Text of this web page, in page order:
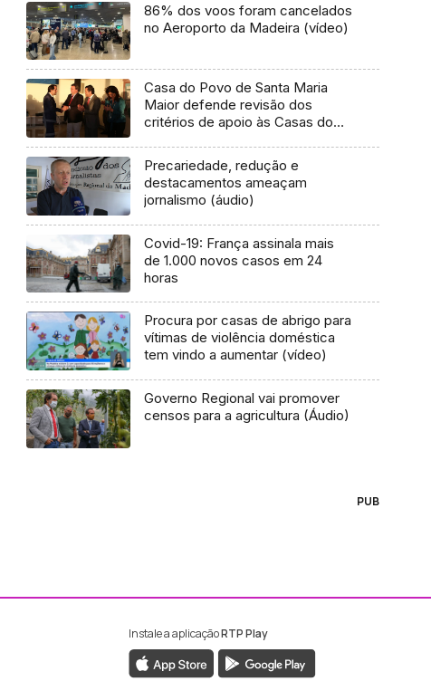
86% dos voos foram cancelados
no Aeroporto da Madeira (vídeo)
Casa do Povo de Santa Maria
Maior defende revisão dos
critérios de apoio às Casas do
Precariedade, redução e
destacamentos ameaçam
jornalismo (áudio)
Covid-19: França assinala mais
de 1.000 novos casos em 24
horas
Procura por casas de abrigo para
vítimas de violência doméstica
tem vindo a aumentar (vídeo)
Governo Regional vai promover
censos para a agricultura (Áudio)
PUB
da RTP Madeira
Instagram da RTP Madeira
Instale a aplicaçãoRTP Play